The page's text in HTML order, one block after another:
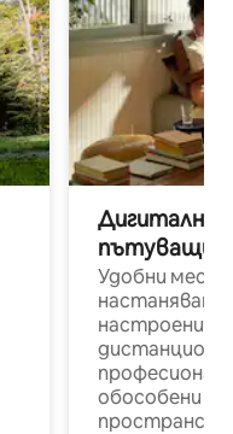
Дигитални
пътуващи
Удобни
настаняване
настроени и
обособени